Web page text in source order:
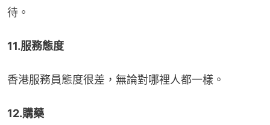
待。
11.服務態度
香港服務員態度很差，無論對哪裡人都一樣。
12.購藥